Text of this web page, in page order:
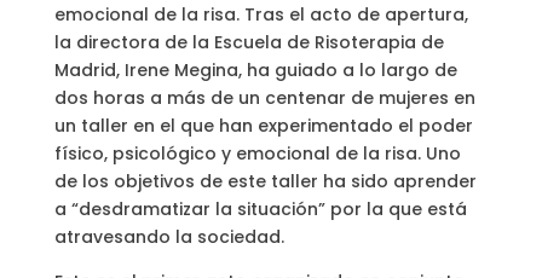
emocional de la risa. Tras el acto de apertura,
la directora de la Escuela de Risoterapia de
Madrid, Irene Megina, ha guiado a lo largo de
dos horas a más de un centenar de mujeres en
un taller en el que han experimentado el poder
físico, psicológico y emocional de la risa. Uno
de los objetivos de este taller ha sido aprender
a “desdramatizar la situación” por la que está
atravesando la sociedad.